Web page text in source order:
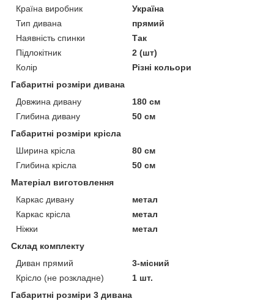
Країна виробник
Україна
Тип дивана
прямий
Наявність спинки
Так
Підлокітник
2 (шт)
Колір
Різні кольори
Габаритні розміри дивана
Довжина дивану
180 см
Глибина дивану
50 см
Габаритні розміри крісла
Ширина крісла
80 см
Глибина крісла
50 см
Матеріал виготовлення
Каркас дивану
метал
Каркас крісла
метал
Ніжки
метал
Склад комплекту
Диван прямий
3-місний
Крісло (не розкладне)
1 шт.
Габаритні розміри 3 дивана